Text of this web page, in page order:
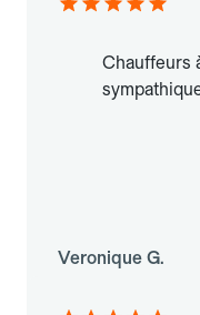
Chauffeurs
Veronique G.